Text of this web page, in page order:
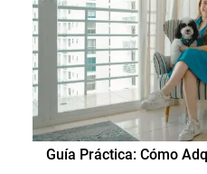
Guía Práctica: Cómo